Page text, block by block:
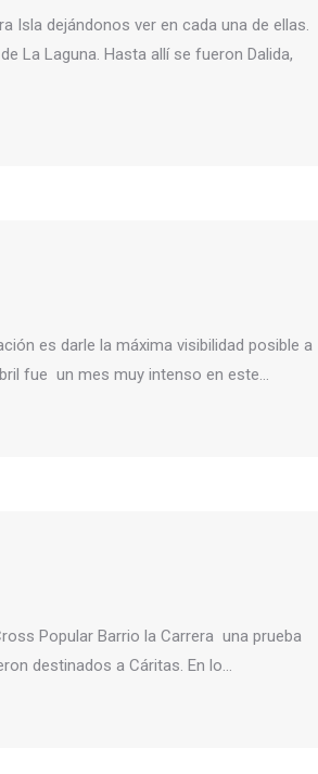
Isla dejándonos ver en cada una de ellas.
La Laguna. Hasta allí se fueron Dalida,
es darle la máxima visibilidad posible a
fue un mes muy intenso en este…
Popular Barrio la Carrera una prueba
destinados a Cáritas. En lo…